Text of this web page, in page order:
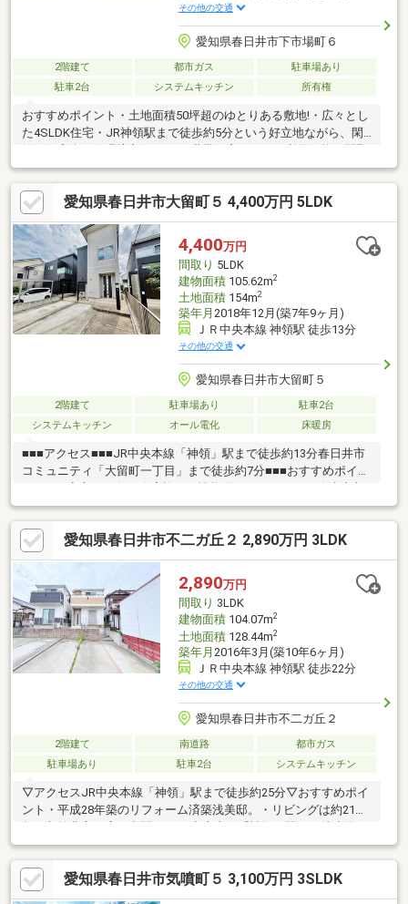
その他の交通
愛知県春日井市下市場町６
2階建て 都市ガス
駐車場あり
駐車2台
システムキッチン 所有権
おすすめポイント・土地面積50坪超のゆとりある敷地!・広々とし
た4SLDK住宅・JR神領駅まで徒歩約5分という好立地ながら、閑
り設計！・南向きで陽当たりも良く、明るい室内空間！・ガーデ
ニングも楽しめる日当たりの良い素敵なお庭付き！ ・屋根裏収納
や床下収納など、収納スペースが豊富で居住空間を広く使えま
す！周辺施設「セブンイレブン 春日井下市場町6丁目店」まで徒
歩約4分「iias春日井」まで車で約7分「堂の本公園」まで徒歩約
１分「はやかわクリニック」まで徒歩約3分「春日井神領郵便局」
まで徒歩約9分
愛知県春日井市大留町５ 4,400万円 5LDK
4,400万円
間取り 5LDK
建物面積105.62m2
土地面積154m2
築年月 2018年12月(築7年9ヶ月)
ＪＲ中央本線 神領駅 徒歩13分
その他の交通
愛知県春日井市大留町５
2階建て 駐車場あり
駐車2台
システムキッチン
オール電化 床暖房
■■■アクセス■■■JR中央本線「神領」駅まで徒歩約13分春日井市
コミュニティ「大留町一丁目」まで徒歩約7分■■■おすすめポイン
住宅です。・長期優良住宅の認定を受けており耐久性や省エネ性
など、国の定める基準を満たした安心感のある住まいです。・大
容量10.92kWの太陽光パネルを搭載しており、日々の光熱費負担
を抑えやすい点も魅力です。・約46坪のゆとりある敷地のため、
駐車スペースやお庭などの活用の幅も広がります。・小学校、中
学校ともに徒歩圏内で、お子様の通学にも安心の立地です。・ご
見学、ご相談は弊社ナカジツまで！
愛知県春日井市不二ガ丘２ 2,890万円 3LDK
2,890万円
間取り 3LDK
建物面積104.07m2
土地面積128.44m2
築年月 2016年3月(築10年6ヶ月)
ＪＲ中央本線 神領駅 徒歩22分
その他の交通
愛知県春日井市不二ガ丘２
2階建て 南道路
都市ガス
駐車場あり
駐車2台 システムキッチン
▽アクセスJR中央本線「神領」駅まで徒歩約25分▽おすすめポイ
ント・平成28年築のリフォーム済築浅美邸。・リビングは約21坪
分のため生活環境良好。・建物面積約104平米超の3LDK＋WICの
収納豊富な間取り。・土地面積約38坪超の広々使えるお土地。・
駐車並列2台可能・前面道路も広々しているため駐車もラクラ
ク。・陽当たりも良好な一戸建て。・物件周辺は商業施設も充実
愛知県春日井市気噴町５ 3,100万円 3SLDK